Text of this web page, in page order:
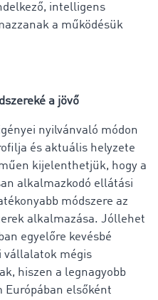
intelligens
a működésük
a jövő
nyilvánvaló módon
és aktuális helyzete
kijelenthetjük, hogy a
alkalmazkodó ellátási
módszere az
alkalmazása. Jóllehet
egyelőre kevésbé
vállalatok mégis
hiszen a legnagyobb
Európában elsőként